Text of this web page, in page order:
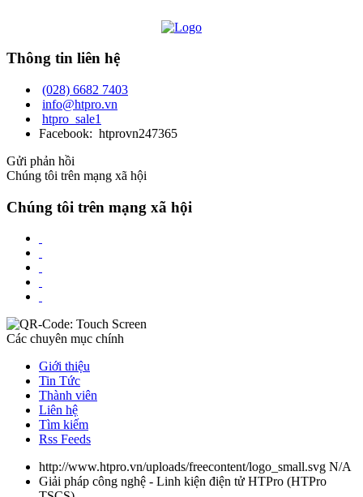
Thông tin liên hệ
(028) 6682 7403
info@htpro.vn
htpro_sale1
Facebook: htprovn247365
Gửi phản hồi
Chúng tôi trên mạng xã hội
Chúng tôi trên mạng xã hội
Các chuyên mục chính
Giới thiệu
Tin Tức
Thành viên
Liên hệ
Tìm kiếm
Rss Feeds
http://www.htpro.vn/uploads/freecontent/logo_small.svg N/A
Giải pháp công nghệ - Linh kiện điện tử HTPro (HTPro